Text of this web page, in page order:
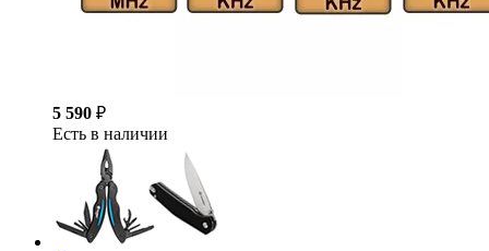
5 590 ₽
Есть в наличии